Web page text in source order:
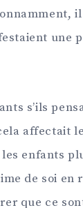
une
s’ils
affectait
enfants
de soi en
que ce